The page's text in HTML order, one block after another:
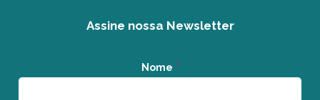
Assine nossa Newsletter
Nome *